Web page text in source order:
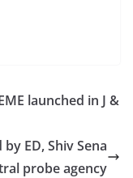
launched in J &
ED, Shiv Sena
probe agency